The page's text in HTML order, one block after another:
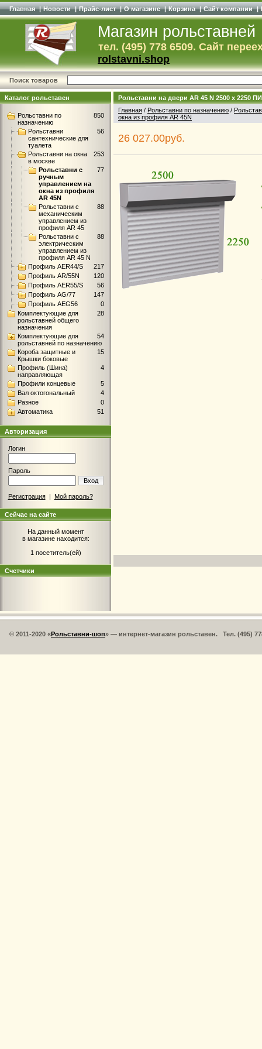
Главная | Новости | Прайс-лист | О магазине | Корзина | Сайт компании |
Магазин рольставней
тел. (495) 778 6509. Сайт
rolstavni.shop
Поиск товаров
Каталог рольставен
850
Рольставни по
назначению
56
Рольставни
сантехнические для
туалета
253
Рольставни на окна
в москве
77
Рольставни с
ручным
управлением на
окна из профиля
AR 45N
88
Рольставни с
механическим
управлением из
профиля AR 45
88
Рольставни с
электрическим
управлением из
профиля AR 45 N
217
Профиль AER44/S
120
Профиль AR/55N
56
Профиль AER55/S
147
Профиль AG/77
0
Профиль AEG56
28
Комплектующие для
рольставней общего
назначения
54
Комплектующие для
рольставней по назначению
15
Короба защитные и
Крышки боковые
4
Профиль (Шина)
направляющая
5
Профили концевые
4
Вал октогональный
0
Разное
51
Автоматика
Авторизация
Логин
Пароль
Вход
Регистрация| Мой пароль?
Сейчас на сайте
На данный момент
в магазине находится:
1 посетитель(ей)
Счетчики
Рольставни на двери AR 45 N 2500 x 2250
Главная / Рольставни по назначению /
окна из профиля AR 45N
26 027.00руб.
© 2011-2020 «Рольставни-шоп» — интернет-магазин рольставен. Тел. (495)